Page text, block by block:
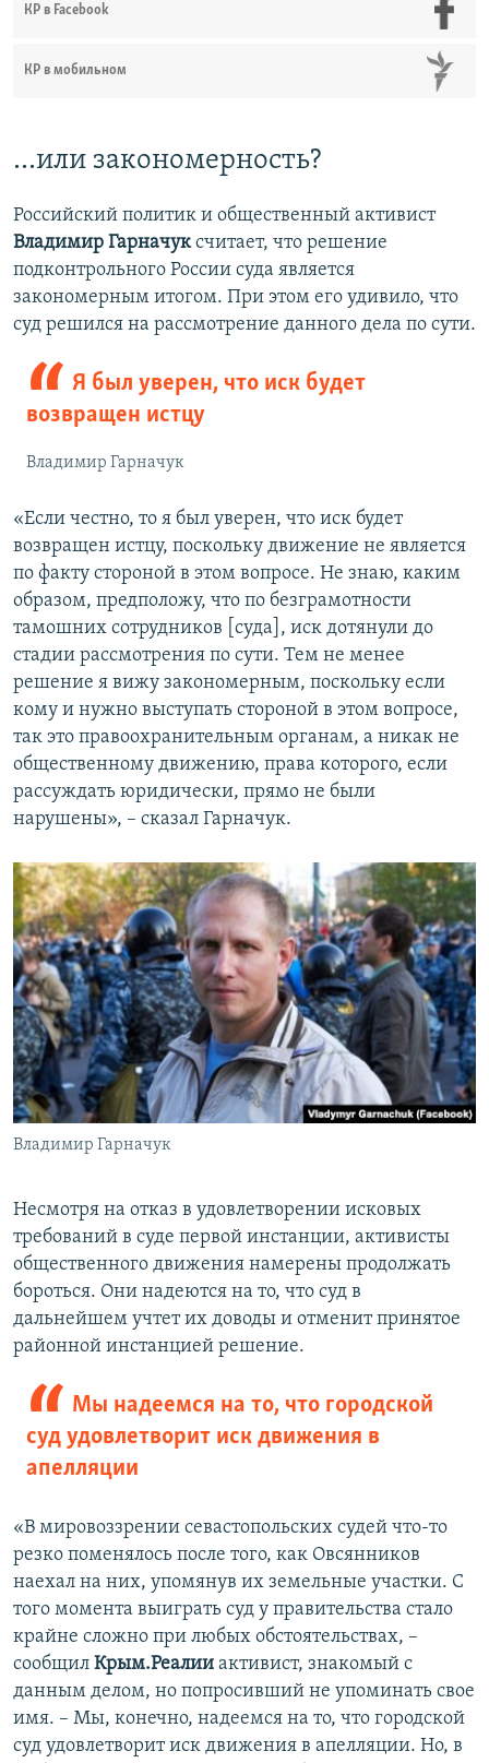
КР в Facebook
КР в мобильном
…или закономерность?
Российский политик и общественный активист
Владимир Гарначуксчитает, что решение
подконтрольного России суда является
закономерным итогом. При этом его удивило, что
суд решился на рассмотрение данного дела по сути.
Я был уверен, что иск будет
возвращен истцу
Владимир Гарначук
«Если честно, то я был уверен, что иск будет
возвращен истцу, поскольку движение не является
по факту стороной в этом вопросе. Не знаю, каким
образом, предположу, что по безграмотности
тамошних сотрудников [суда], иск дотянули до
стадии рассмотрения по сути. Тем не менее
решение я вижу закономерным, поскольку если
кому и нужно выступать стороной в этом вопросе,
так это правоохранительным органам, а никак не
общественному движению, права которого, если
рассуждать юридически, прямо не были
нарушены», – сказал Гарначук.
Владимир Гарначук
Несмотря на отказ в удовлетворении исковых
требований в суде первой инстанции, активисты
общественного движения намерены продолжать
бороться. Они надеются на то, что суд в
дальнейшем учтет их доводы и отменит принятое
районной инстанцией решение.
Мы надеемся на то, что городской
суд удовлетворит иск движения в
апелляции
«В мировоззрении севастопольских судей что-то
резко поменялось после того, как Овсянников
наехал на них, упомянув их земельные участки. С
того момента выиграть суд у правительства стало
крайне сложно при любых обстоятельствах, –
сообщил Крым.Реалии активист, знакомый с
данным делом, но попросивший не упоминать свое
имя. – Мы, конечно, надеемся на то, что городской
суд удовлетворит иск движения в апелляции. Но, в